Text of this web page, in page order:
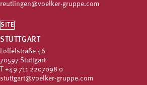
reutlingen@voelker-gruppe.com
SITE
STUTTGART
Löffelstraße 46
70597 Stuttgart
T +49 711 2207098 0
stuttgart@voelker-gruppe.com